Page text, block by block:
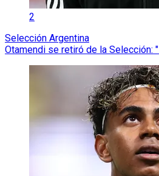
2
Selección Argentina
Otamendi se retiró de la Selección: